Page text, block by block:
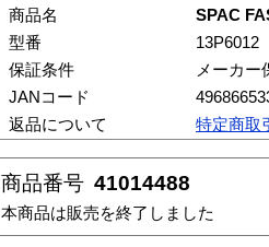
商品名
SPAC
型番
13P6012
保証条件
メーカー
JANコード
返品について
特定商取
商品番号 41014488
本商品は販売を終了しました